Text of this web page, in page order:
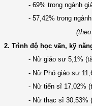
- 69% trong ngành
- 57,42% trong
2. Trình độ học vấn, kỹ
- Nữ giáo sư­ 5,1%
- Nữ Phó giáo sư
- Nữ tiến sĩ 17,02%
- Nữ thạc sĩ 30,53%